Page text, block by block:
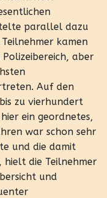
parallel dazu
kamen
aber
Auf den
zu vierhundert
ein geordnetes,
war schon sehr
und die damit
hielt die Teilnehmer
und